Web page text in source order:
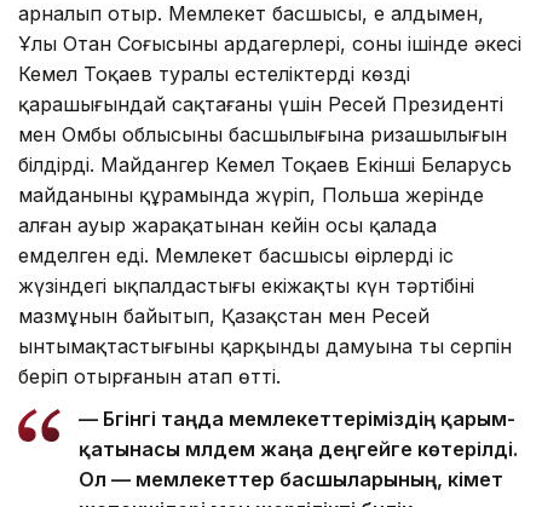
арналып отыр. Мемлекет басшысы, ең алдымен,
Ұлы Отан Соғысының ардагерлері, соның ішінде әкесі
Кемел Тоқаев туралы естеліктерді көздің
қарашығындай сақтағаны үшін Ресей Президенті
мен Омбы облысының басшылығына ризашылығын
білдірді. Майдангер Кемел Тоқаев Екінші Беларусь
майданының құрамында жүріп, Польша жерінде
алған ауыр жарақатынан кейін осы қалада
емделген еді. Мемлекет басшысы өңірлердің іс
жүзіндегі ықпалдастығы екіжақты күн тәртібінің
мазмұнын байытып, Қазақстан мен Ресей
ынтымақтастығының қарқынды дамуына тың серпін
беріп отырғанын атап өтті.
— Бүгінгі таңда мемлекеттеріміздің қарым-
қатынасы мүлдем жаңа деңгейге көтерілді.
Ол — мемлекеттер басшыларының, үкімет